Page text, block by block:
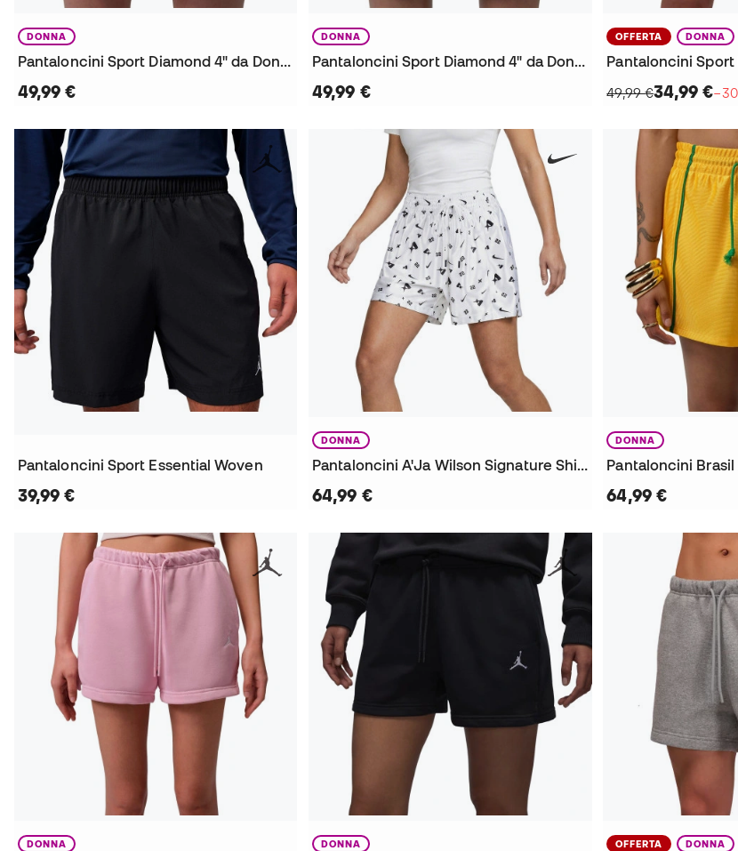
DONNA
Pantaloncini Sport Diamond 4" da Donna
49,99 €
DONNA
Pantaloncini Sport Diamond 4" da Donna
49,99 €
OFFERTA DONNA
Pantaloncini
49,99 €34,99 €
Pantaloncini Sport Essential Woven
39,99 €
DONNA
Pantaloncini A'Ja Wilson Signature Shine da Donna
64,99 €
DONNA
Pantaloncini
64,99 €
DONNA DONNA OFFERTA DONNA